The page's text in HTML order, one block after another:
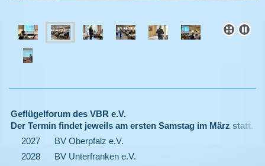
Geflügelforum des VBR e.V.
Der Termin findet jeweils am ersten Samstag im März statt.
2027
BV Oberpfalz e.V.
2028
BV Unterfranken e.V.